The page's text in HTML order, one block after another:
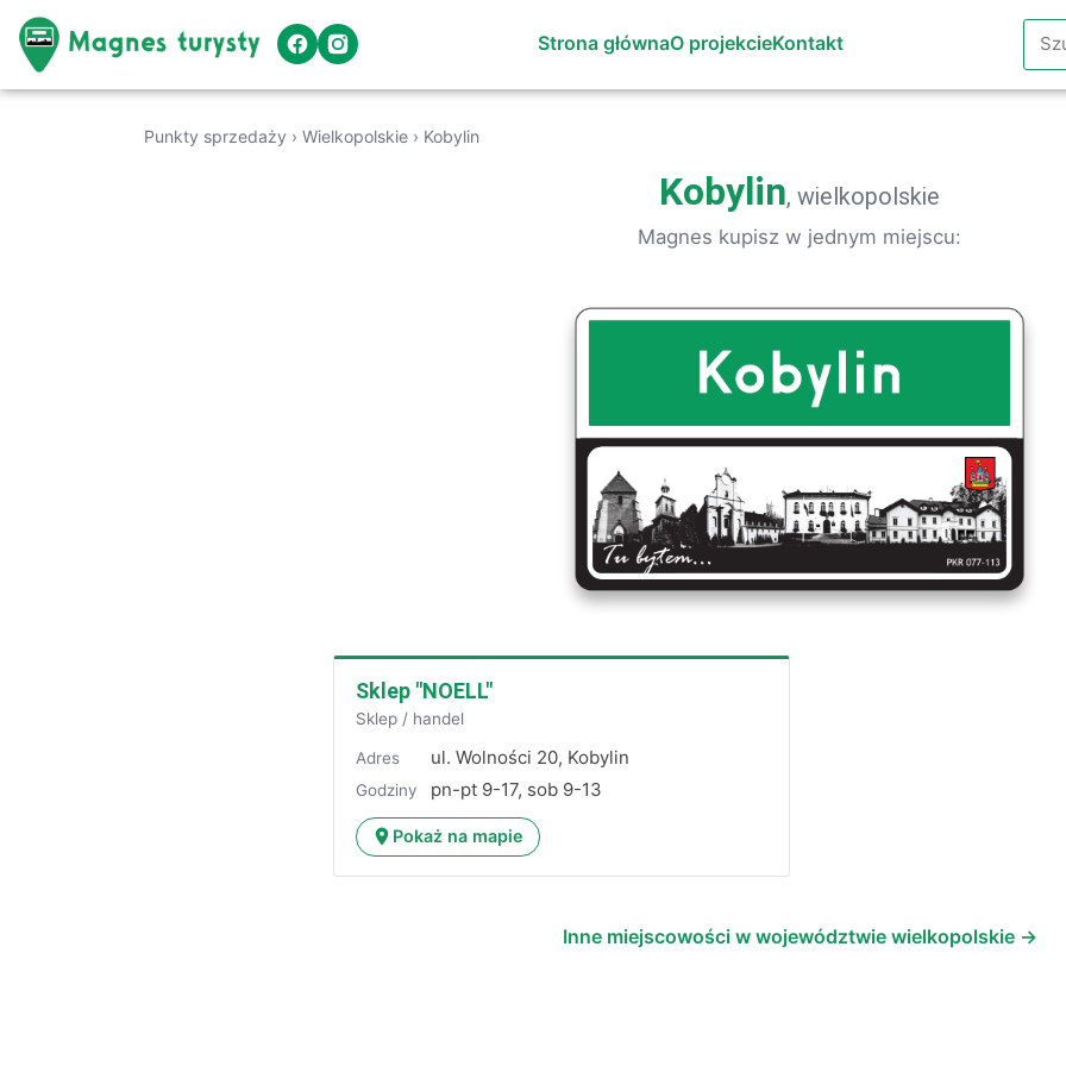
Strona głównaO projekcieKontakt
Punkty sprzedaży ›Wielkopolskie › Kobylin
Kobylin, wielkopolskie
Magnes kupisz w jednym miejscu:
Sklep "NOELL"
Sklep / handel
Adres ul. Wolności 20, Kobylin
Godziny pn-pt 9-17, sob 9-13
Pokaż na mapie
Inne miejscowości w województwie wielkopolskie →